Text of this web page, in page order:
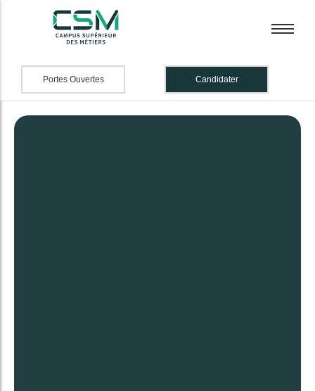
Portes Ouvertes Candidater
BTS Banque